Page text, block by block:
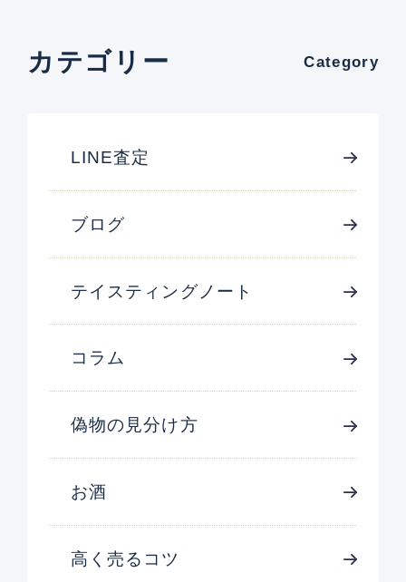
カテゴリー Category
LINE査定
ブログ
テイスティングノート
コラム
偽物の見分け方
お酒
高く売るコツ